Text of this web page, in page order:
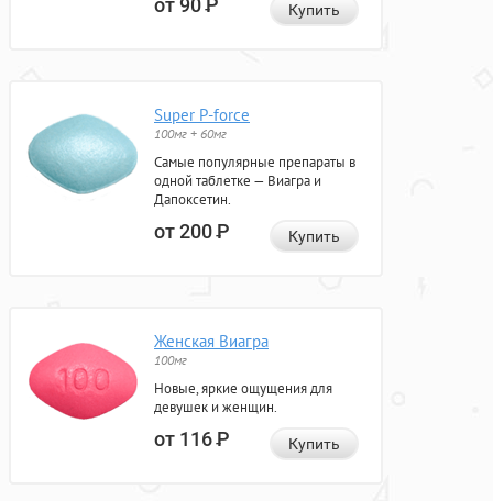
от 90Р Купить
Super P-force
100мг + 60мг
Самые популярные препараты в
одной таблетке — Виагра и
Дапоксетин.
от 200Р Купить
Женская Виагра
100мг
Новые, яркие ощущения для
девушек и женщин.
от 116Р Купить